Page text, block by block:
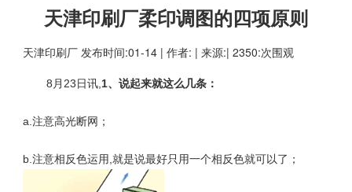
天津印刷厂柔印调图的四项原则
天津印刷厂 发布时间:01-14 | 作者: | 来源:| 2350:次围观
8月23日讯, 1、说起来就这么几条：
a.注意高光断网；
b.注意相反色运用,就是说最好只用一个相反色就可以了；